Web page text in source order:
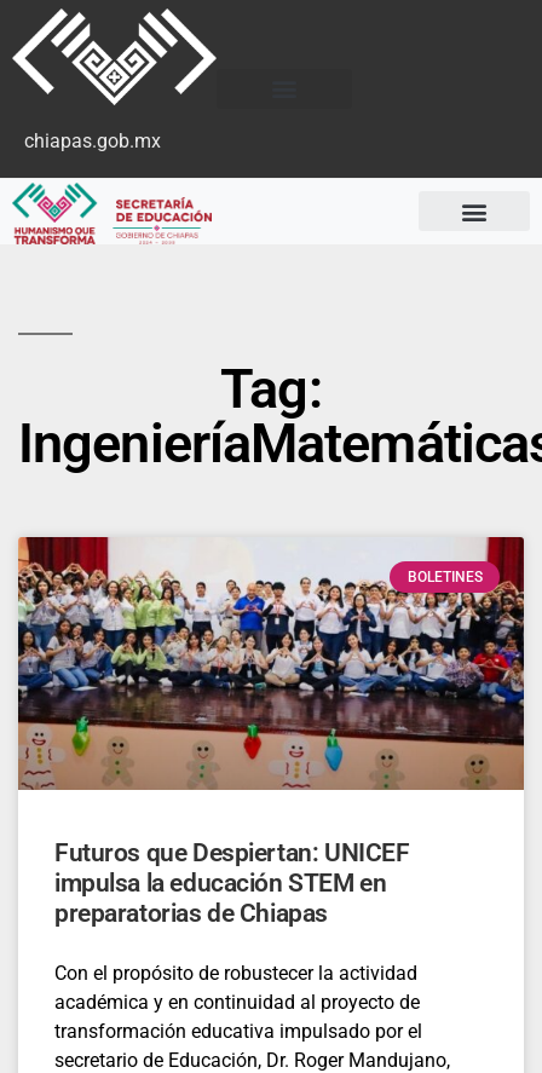
chiapas.gob.mx
Tag:
BOLETINES
Futuros que Despiertan: UNICEF
impulsa la educación STEM en
preparatorias de Chiapas
Con el propósito de robustecer la actividad
académica y en continuidad al proyecto de
transformación educativa impulsado por el
secretario de Educación, Dr. Roger Mandujano,